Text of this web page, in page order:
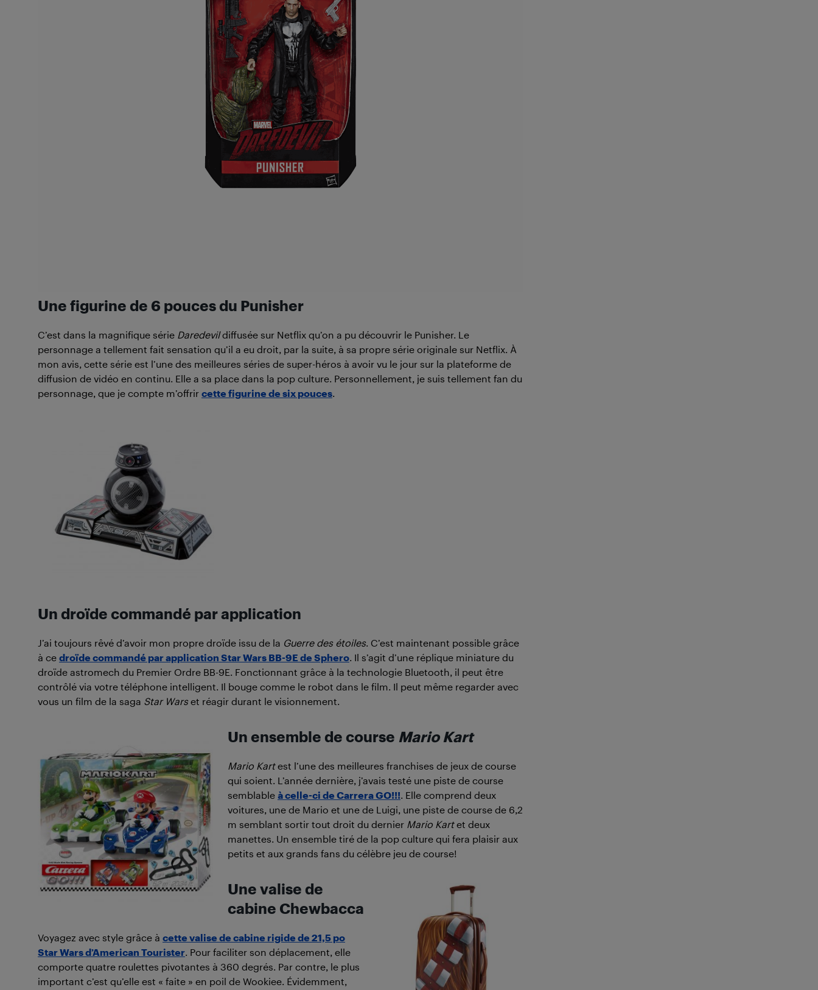
Une figurine de 6 pouces du Punisher
C’est dans la magnifique série Daredevildiffusée sur Netflix qu’on a pu découvrir le Punisher. Le
personnage a tellement fait sensation qu’il a eu droit, par la suite, à sa propre série originale sur Netflix. À
mon avis, cette série est l’une des meilleures séries de super-héros à avoir vu le jour sur la plateforme de
diffusion de vidéo en continu. Elle a sa place dans la pop culture. Personnellement, je suis tellement fan du
personnage, que je compte m’offrir cette figurine de six pouces
Un droïde commandé par application
J’ai toujours rêvé d’avoir mon propre droïde issu de la Guerre des étoiles. C’est maintenant possible grâce
à ce droïde commandé par application Star Wars BB-9E de Sphero . Il s’agit d’une réplique miniature du
droïde astromech du Premier Ordre BB-9E. Fonctionnant grâce à la technologie Bluetooth, il peut être
contrôlé via votre téléphone intelligent. Il bouge comme le robot dans le film. Il peut même regarder avec
vous un film de la saga Star Warset réagir durant le visionnement.
Un ensemble de course Mario Kart
Mario Kartest l’une des meilleures franchises de jeux de course
qui soient. L’année dernière, j’avais testé une piste de course
semblable à celle-ci de Carrera GO!!! . Elle comprend deux
voitures, une de Mario et une de Luigi, une piste de course de 6,2
m semblant sortir tout droit du dernier Mario Kartet deux
manettes. Un ensemble tiré de la pop culture qui fera plaisir aux
petits et aux grands fans du célèbre jeu de course!
Une valise de
cabine Chewbacca
Voyagez avec style grâce à cette valise de cabine rigide de 21,5 po
Star Wars d’American Tourister . Pour faciliter son déplacement, elle
comporte quatre roulettes pivotantes à 360 degrés. Par contre, le plus
important c’est qu’elle est « faite » en poil de Wookiee. Évidemment,